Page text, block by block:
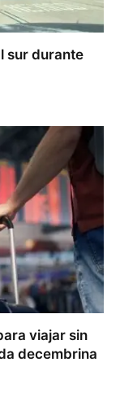
sur durante
viajar sin
decembrina